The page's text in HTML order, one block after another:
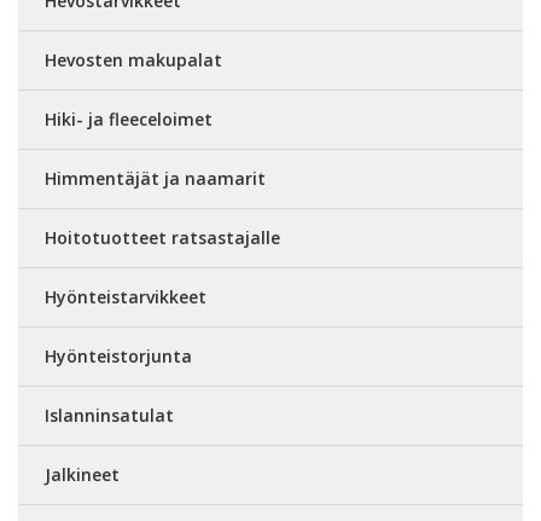
Hevosten makupalat
Hiki- ja fleeceloimet
Himmentäjät ja naamarit
Hoitotuotteet ratsastajalle
Hyönteistarvikkeet
Hyönteistorjunta
Islanninsatulat
Jalkineet